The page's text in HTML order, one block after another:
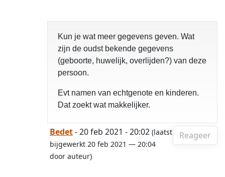
Kun je wat meer gegevens geven. Wat
zijn de oudst bekende gegevens
(geboorte, huwelijk, overlijden?) van deze
persoon.
Evt namen van echtgenote en kinderen.
Dat zoekt wat makkelijker.
Reageer
Bedet- 20 feb 2021 - 20:02 (laatst
bijgewerkt 20 feb 2021 — 20:04
door auteur)